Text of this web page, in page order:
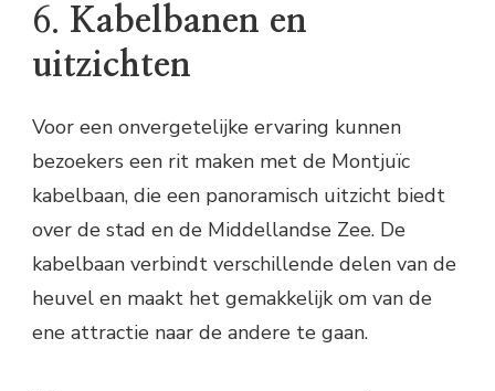
6. Kabelbanen en
uitzichten
Voor een onvergetelijke ervaring kunnen
bezoekers een rit maken met de Montjuïc
kabelbaan, die een panoramisch uitzicht biedt
over de stad en de Middellandse Zee. De
kabelbaan verbindt verschillende delen van de
heuvel en maakt het gemakkelijk om van de
ene attractie naar de andere te gaan.